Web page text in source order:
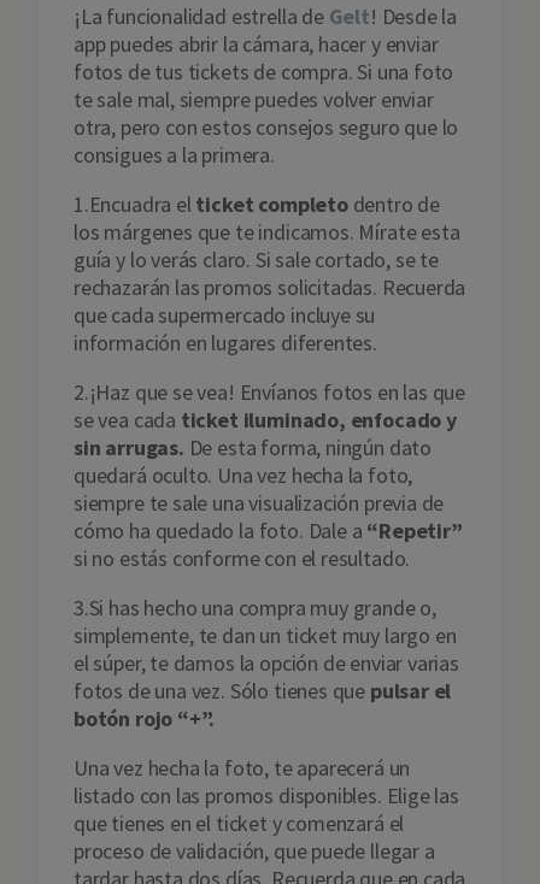
¡La funcionalidad estrella de Gelt! Desde la
app puedes abrir la cámara, hacer y enviar
fotos de tus tickets de compra. Si una foto
te sale mal, siempre puedes volver enviar
otra, pero con estos consejos seguro que lo
consigues a la primera.
1.Encuadra elticket completodentro de
los márgenes que te indicamos. Mírate esta
guía y lo verás claro. Si sale cortado, se te
rechazarán las promos solicitadas. Recuerda
que cada supermercado incluye su
información en lugares diferentes.
2.¡Haz que se vea! Envíanos fotos en las que
se vea cada ticket iluminado, enfocado y
sin arrugas. De esta forma, ningún dato
quedará oculto. Una vez hecha la foto,
siempre te sale una visualización previa de
cómo ha quedado la foto. Dale a “Repetir”
si no estás conforme con el resultado.
3.Si has hecho una compra muy grande o,
simplemente, te dan un ticket muy largo en
el súper, te damos la opción de enviar varias
fotos de una vez. Sólo tienes que pulsar el
botón rojo “+”.
Una vez hecha la foto, te aparecerá un
listado con las promos disponibles. Elige las
que tienes en el ticket y comenzará el
proceso de validación, que puede llegar a